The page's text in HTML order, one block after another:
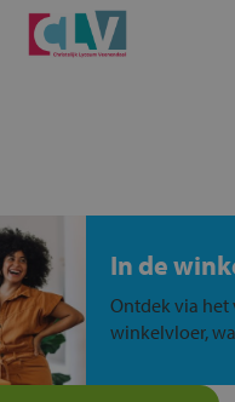
In de
Ontdek via
winkelvloer,